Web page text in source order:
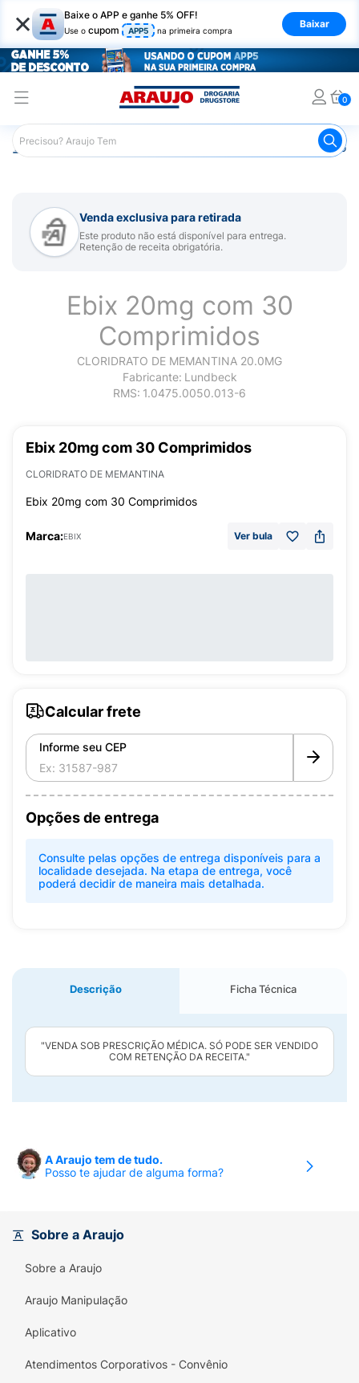
× Baixe o APP e ganhe 5% OFF!
Use o cupom APP5 na primeira compra
Baixar
0
Araujo Medicamentos Remédio para Sistema Nervoso
Venda exclusiva para retirada
Este produto não está disponível para entrega.
Retenção de receita obrigatória.
Ebix 20mg com 30
Comprimidos
CLORIDRATO DE MEMANTINA 20.0MG
Fabricante: Lundbeck
RMS: 1.0475.0050.013-6
Ebix 20mg com 30 Comprimidos
CLORIDRATO DE MEMANTINA
Ebix 20mg com 30 Comprimidos
Marca:EBIX Ver bula
Calcular frete
Informe seu CEP
Opções de entrega
Consulte pelas opções de entrega disponíveis para a
localidade desejada. Na etapa de entrega, você
poderá decidir de maneira mais detalhada.
Descrição Ficha Técnica
"VENDA SOB PRESCRIÇÃO MÉDICA. SÓ PODE SER VENDIDO
COM RETENÇÃO DA RECEITA."
A Araujo tem de tudo.
Posso te ajudar de alguma forma?
Sobre a Araujo
Sobre a Araujo
Araujo Manipulação
Aplicativo
Atendimentos Corporativos - Convênio